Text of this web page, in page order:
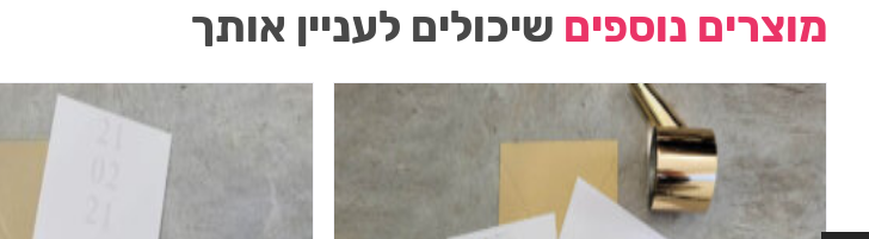
מוצרים נוספים שיכולים לעניין אותך